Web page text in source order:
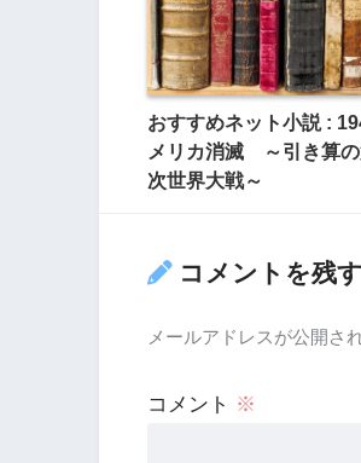
おすすめネット小説 :
メリカ消滅 ～引き算
次世界大戦～
コメントを残す
メールアドレスが公開さ
コメント ※